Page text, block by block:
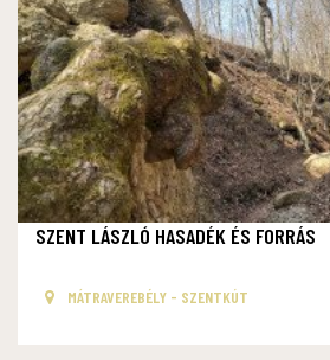
SZENT LÁSZLÓ HASADÉK ÉS FORRÁS
MÁTRAVEREBÉLY - SZENTKÚT